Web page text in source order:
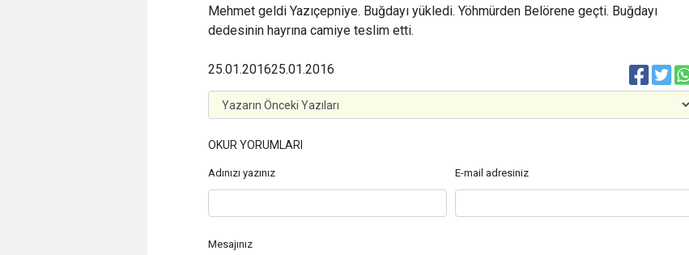
Mehmet geldi Yazıçepniye. Buğdayı yükledi. Yöhmürden Belörene geçti. Buğdayı
dedesinin hayrına camiye teslim etti.
25.01.2016
25.01.2016
OKUR YORUMLARI
Adınızı yazınız E-mail adresiniz
Mesajınız